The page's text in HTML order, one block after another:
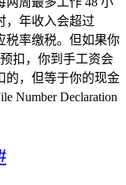
，年收入会超过
税率缴税。但如果你
扣，你到手工资会
，但等于你的现金
Number Declaration